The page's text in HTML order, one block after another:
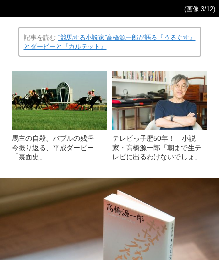
(画像 3/12)
記事を読む “競馬する小説家”高橋源一郎が語る『うるぐす』
とダービーと『カルテット』
馬主の自殺、バブルの残滓
今振り返る、平成ダービー
「裏面史」
テレビっ子歴50年！ 小説
家・高橋源一郎「朝まで生テ
レビに出るわけないでしょ」